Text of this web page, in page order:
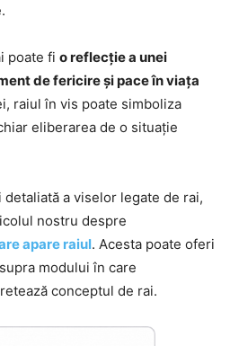
poate fi o reflecție a unei
de fericire și pace în viața
raiul în vis poate simboliza
eliberarea de o situație
a viselor legate de rai,
nostru despre
apare raiul. Acesta poate oferi
modului în care
conceptul de rai.